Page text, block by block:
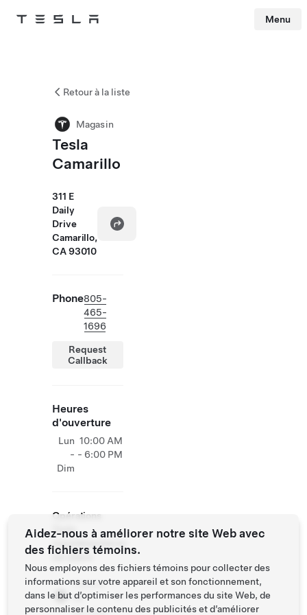
Tesla Menu
Retour à la liste
Magasin
Tesla
Camarillo
311 E
Daily
Drive
Camarillo,
CA 93010
Phone805-
465-
1696
Request
Callback
Heures
d'ouverture
Lun
-
Dim
10:00 AM
- 6:00 PM
Opérations
Tesla
supplémentaires
sur place
Centre
de
service
Aidez-nous à améliorer notre site Web avec
des fichiers témoins.
Nous employons des fichiers témoins pour collecter des
informations sur votre appareil et son fonctionnement,
dans le but d’optimiser les performances du site Web, de
personnaliser le contenu des publicités et d’améliorer